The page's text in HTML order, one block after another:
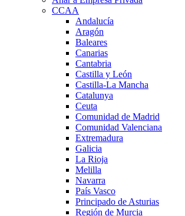
CCAA
Andalucía
Aragón
Baleares
Canarias
Cantabria
Castilla y León
Castilla-La Mancha
Catalunya
Ceuta
Comunidad de Madrid
Comunidad Valenciana
Extremadura
Galicia
La Rioja
Melilla
Navarra
País Vasco
Principado de Asturias
Región de Murcia